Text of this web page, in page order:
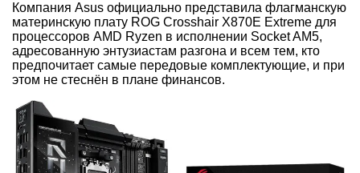
Компания Asus официально представила флагманскую
материнскую плату ROG Crosshair X870E Extreme для
процессоров AMD Ryzen в исполнении Socket AM5,
адресованную энтузиастам разгона и всем тем, кто
предпочитает самые передовые комплектующие, и при
этом не стеснён в плане финансов.